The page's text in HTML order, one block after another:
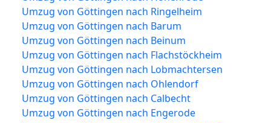
Umzug von Göttingen nach Ringelheim
Umzug von Göttingen nach Barum
Umzug von Göttingen nach Beinum
Umzug von Göttingen nach Flachstöckheim
Umzug von Göttingen nach Lobmachtersen
Umzug von Göttingen nach Ohlendorf
Umzug von Göttingen nach Calbecht
Umzug von Göttingen nach Engerode